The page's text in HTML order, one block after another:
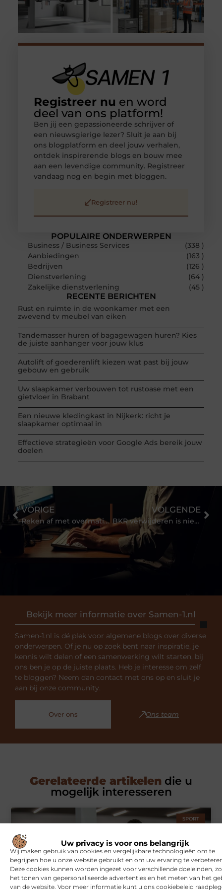
Uw privacy is voor ons belangrijk
Wij maken gebruik van cookies en vergelijkbare technologieën om te
begrijpen hoe u onze website gebruikt en om uw ervaring te
Deze cookies kunnen worden ingezet voor verschillende doeleinden,
het tonen van gepersonaliseerde advertenties en het meten van het
van de website. Voor meer informatie kunt u ons cookiebeleid
POPULAIRE ONDERWERPEN
Business / Business Services
(338 )
Aanbiedingen
(163 )
Bedrijven
(126 )
Dienstverlening
(64 )
Zakelijke dienstverlening
(45 )
RECENTE BERICHTEN
Rust en ruimte in de woonkamer met een
zwevend tv meubel van eiken
Tandemasser huren of bagagewagen huren? Kies
de juiste aanhanger voor jouw klus
Autolift of goederenlift kiezen wat past bij jouw
gebouw en gebruik
Uw slaapkamer verbouwen tot rustoase met een
gietvloer in Brabant
Een nieuwe kledingkast in Nijkerk: richt je
slaapkamer optimaal in
Effectieve strategieën voor Google Ads bereik jouw
doelen
Registreer nu en word
deel van ons platform!
Ben jij een gepassioneerde schrijver of
een nieuwsgierige lezer? Sluit je aan bij
ons blogplatform en deel jouw verhalen,
ontdek inspirerende blogs en bouw mee
aan een levendige community. Registreer
vandaag nog en begin met bloggen.
Registreer nu!
Bekijk meer informatie over Samen-1.nl
Samen-1.nl is dé plek voor algemene blogs over diverse
onderwerpen. Of je nu op zoek bent naar inspiratie, je
kennis wilt delen of een samenwerking wilt starten, bij
ons ben je op de juiste plaats. Heb je interesse om zelf
te bloggen? Neem dan contact met ons op en sluit je
aan bij onze community.
Over ons Ons team
VORIGE
Reken af met overmatig zweten.
VOLGENDE
BKR verwijderen is niet zo gemakkelijk
Gerelateerde artikelen die u
mogelijk interesseren
SPORT